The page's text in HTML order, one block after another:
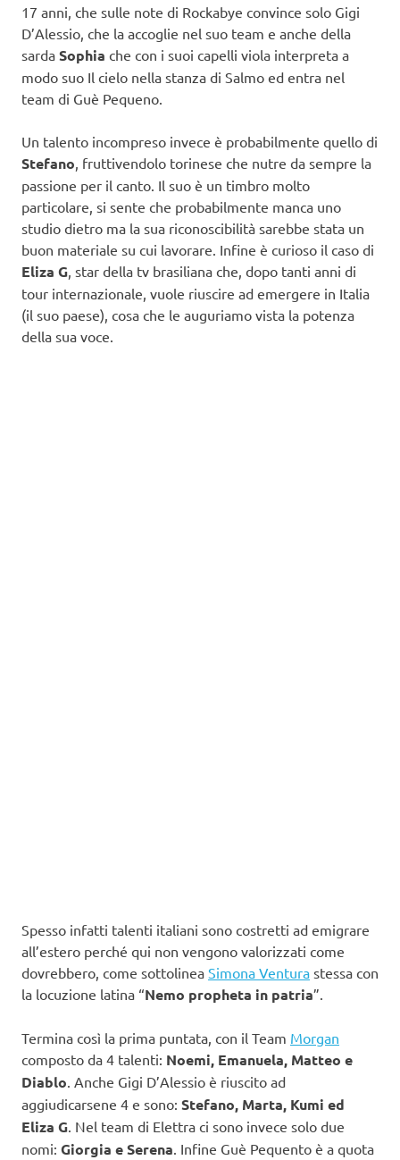
17 anni, che sulle note di Rockabye convince solo Gigi
D’Alessio, che la accoglie nel suo team e anche della
sarda Sophia che con i suoi capelli viola interpreta a
modo suo Il cielo nella stanza di Salmo ed entra nel
team di Guè Pequeno.
Un talento incompreso invece è probabilmente quello di
Stefano , fruttivendolo torinese che nutre da sempre la
passione per il canto. Il suo è un timbro molto
particolare, si sente che probabilmente manca uno
studio dietro ma la sua riconoscibilità sarebbe stata un
buon materiale su cui lavorare. Infine è curioso il caso di
Eliza G , star della tv brasiliana che, dopo tanti anni di
tour internazionale, vuole riuscire ad emergere in Italia
(il suo paese), cosa che le auguriamo vista la potenza
della sua voce.
Spesso infatti talenti italiani sono costretti ad emigrare
all’estero perché qui non vengono valorizzati come
dovrebbero, come sottolinea Simona Ventura stessa con
la locuzione latina “Nemo propheta in patria”.
Termina così la prima puntata, con il Team Morgan
composto da 4 talenti: Noemi, Emanuela, Matteo e
Diablo . Anche Gigi D’Alessio è riuscito ad
aggiudicarsene 4 e sono: Stefano, Marta, Kumi ed
Eliza G . Nel team di Elettra ci sono invece solo due
nomi: Giorgia e Serena . Infine Guè Pequento è a quota